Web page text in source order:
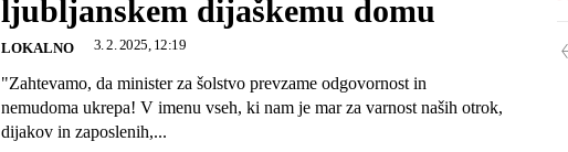
ljubljanskem dijaškemu domu
LOKALNO 3. 2. 2025, 12:19
"Zahtevamo, da minister za šolstvo prevzame odgovornost in
nemudoma ukrepa! V imenu vseh, ki nam je mar za varnost naših otrok,
dijakov in zaposlenih,...